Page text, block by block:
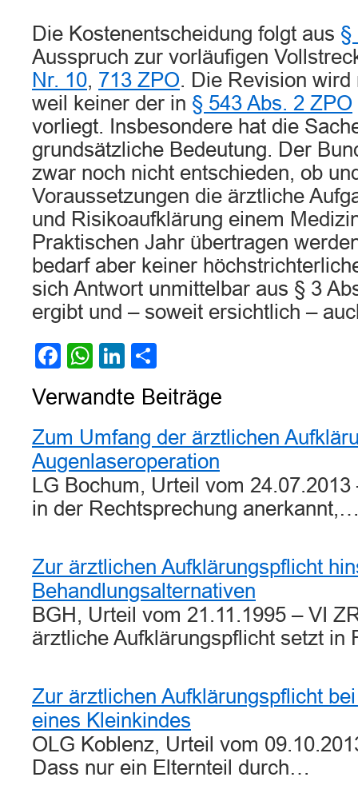
Die Kostenentscheidung folgt aus §
Ausspruch zur vorläufigen
Nr. 10, 713 ZPO. Die Revision
weil keiner der in § 543 Abs. 2 ZPO
vorliegt. Insbesondere hat die
grundsätzliche Bedeutung. Der
zwar noch nicht entschieden, ob
Voraussetzungen die ärztliche
und Risikoaufklärung einem
Praktischen Jahr übertragen
bedarf aber keiner
sich Antwort unmittelbar aus § 3
ergibt und – soweit ersichtlich –
Facebook
WhatsApp
LinkedIn
Verwandte Beiträge
Zum Umfang der ärztlichen
Augenlaseroperation
LG Bochum, Urteil vom
in der Rechtsprechung
Zur ärztlichen Aufklärungspflicht
Behandlungsalternativen
BGH, Urteil vom 21.11.1995 – VI
ärztliche Aufklärungspflicht setzt
Zur ärztlichen Aufklärungspflicht
eines Kleinkindes
OLG Koblenz, Urteil vom
Dass nur ein Elternteil durch…